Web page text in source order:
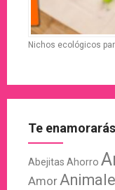
Nichos ecológicos
Te
Abejitas Ahorro
Amor